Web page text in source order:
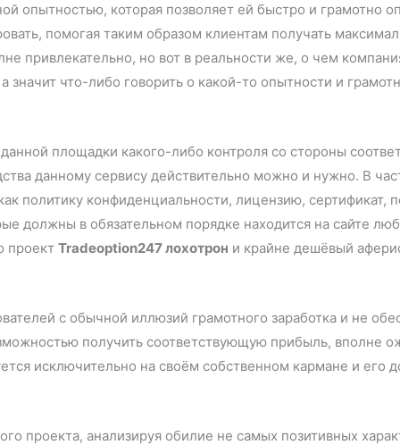
опытностью, которая позволяет ей быстро и грамотно
помогая таким образом клиентам получать
привлекательно, но вот в реальности же, о чем
что-либо говорить о какой-то опытности и
площадки какого-либо контроля со стороны
данному сервису действительно можно и нужно. В
политику конфиденциальности, лицензию, сертификат,
должны в обязательном порядке находится на сайте
проект Tradeoption247 лохотрон и крайне дешёвый
с обычной иллюзий грамотного заработка и не
получить соответствующую прибыль, вполне
исключительно на своём собственном кармане и его
проекта, анализируя обилие не самых позитивных